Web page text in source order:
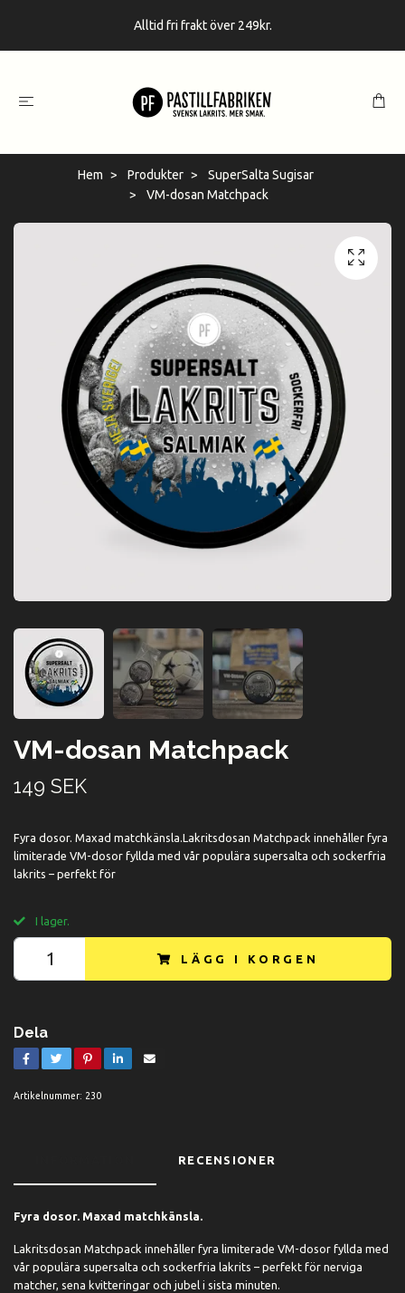
Alltid fri frakt över 249kr.
Hem Produkter
SuperSalta Sugisar
VM-dosan Matchpack
VM-dosan Matchpack
149 SEK
Fyra dosor. Maxad matchkänsla.Lakritsdosan Matchpack innehåller fyra
limiterade VM-dosor fyllda med vår populära supersalta och sockerfria
lakrits – perfekt för
I lager.
LÄGG I KORGEN
Dela
Artikelnummer: 230
RECENSIONER
Fyra dosor. Maxad matchkänsla.
Lakritsdosan Matchpack innehåller fyra limiterade VM-dosor fyllda med
vår populära supersalta och sockerfria lakrits – perfekt för nerviga
matcher, sena kvitteringar och jubel i sista minuten.